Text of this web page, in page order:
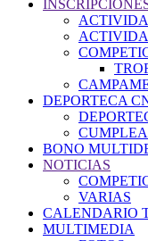
DEPORTECA
BONO
NOTICIAS
VARIAS
CALENDARIO
MULTIMEDIA